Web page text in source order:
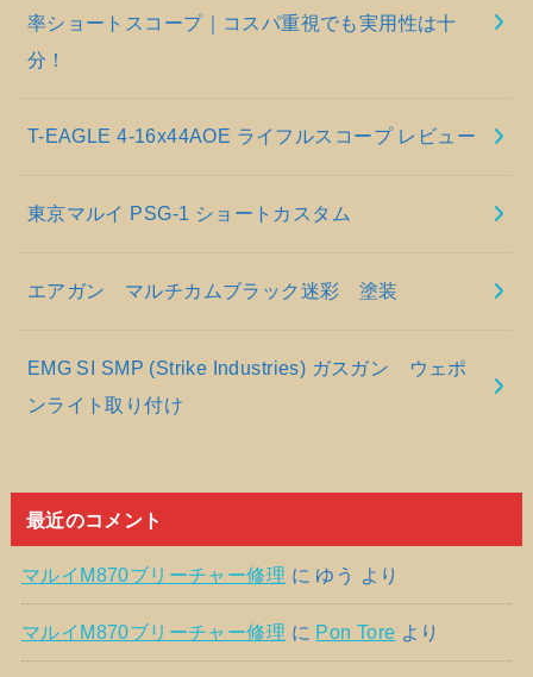
率ショートスコープ｜コスパ重視でも実用性は十
分！
T-EAGLE 4-16x44AOE ライフルスコープ レビュー
東京マルイ PSG-1 ショートカスタム
エアガン マルチカムブラック迷彩 塗装
EMG SI SMP (Strike Industries) ガスガン ウェポ
ンライト取り付け
最近のコメント
マルイM870ブリーチャー修理 に ゆう より
マルイM870ブリーチャー修理 に Pon Tore より